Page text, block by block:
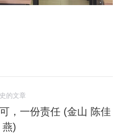
的文章
历
史
，一份责任 (金山 陈佳
燕)